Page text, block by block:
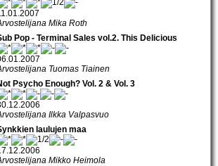
Mika Roth
Pop - Terminal Sales vol.2. This Delicious
Tuomas Tiainen
Psycho Enough? Vol. 2 & Vol. 3
Ilkka Valpasvuo
laulujen maa
Mikko Heimola